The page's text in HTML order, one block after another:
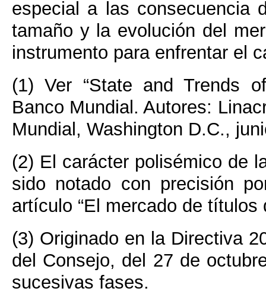
especial a las consecuencia
tamaño y la evolución del
instrumento para enfrentar el
(1) Ver “State and Trends
Banco Mundial. Autores:
Mundial, Washington D.C.,
(2) El carácter polisémico de
sido notado con precisión
artículo “El mercado de
(3) Originado en la Directiva
del Consejo, del 27 de
sucesivas fases.